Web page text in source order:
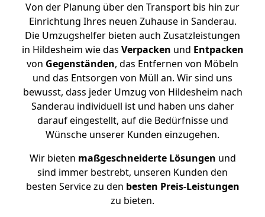
Von der Planung über den Transport bis hin zur
Einrichtung Ihres neuen Zuhause in Sanderau.
Die Umzugshelfer bieten auch Zusatzleistungen
in Hildesheim wie das Verpacken und Entpacken
von Gegenständen, das Entfernen von Möbeln
und das Entsorgen von Müll an. Wir sind uns
bewusst, dass jeder Umzug von Hildesheim nach
Sanderau individuell ist und haben uns daher
darauf eingestellt, auf die Bedürfnisse und
Wünsche unserer Kunden einzugehen.
Wir bieten maßgeschneiderte Lösungen und
sind immer bestrebt, unseren Kunden den
besten Service zu den besten Preis-Leistungen
zu bieten.